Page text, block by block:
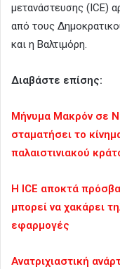
μετανάστευσης (ICE)
από τους
και η Βαλτιμόρη.
Διαβάστε επίσης:
Μήνυμα Μακρόν σε
σταματήσει το
παλαιστινιακού
Η ICE αποκτά
μπορεί να χακάρει
εφαρμογές
Ανατριχιαστική